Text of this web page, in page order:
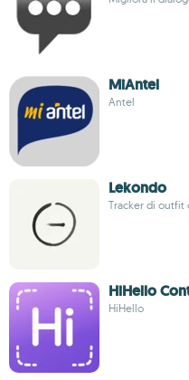
MiAntel
Antel
Lekondo
Tracker di outfit
HiHello
HiHello